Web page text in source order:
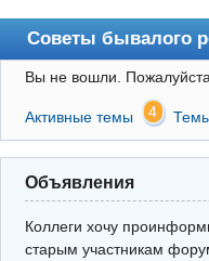
Советы бывалого
Форум
Правила
Поиск
Регистрация
Вы не вошли.
Активные темы 4
Объявления
Коллеги хочу
старым участникам